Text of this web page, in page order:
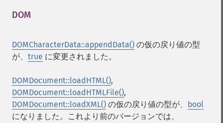
DOM
DOMCharacterData::appendData() の仮の戻り値の型
が、 true に変更されました。
DOMDocument::loadHTML(),
DOMDocument::loadHTMLFile(),
DOMDocument::loadXML() の仮の戻り値の型が、 bool
になりました。これより前のバージョンでは、